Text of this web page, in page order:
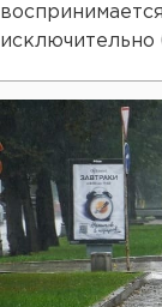
исключительно